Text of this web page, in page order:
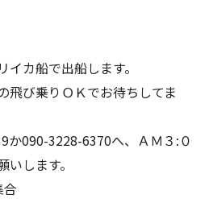
カ船で出船します。
飛び乗りＯＫでお待ちしてま
か090-3228-6370へ、ＡＭ３:０
します。